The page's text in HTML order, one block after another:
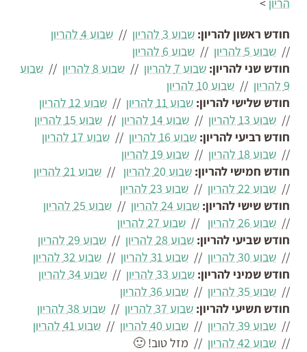
הריון >
חודש ראשון להריון: שבוע 3 להריון // שבוע 4 להריון
// שבוע 5 להריון // שבוע 6 להריון
חודש שני להריון: שבוע 7 להריון // שבוע 8 להריון // שבוע
9 להריון
// שבוע 10 להריון
חודש שלישי להריון: שבוע 11 להריון // שבוע 12 להריון
// שבוע 13 להריון // שבוע 14 להריון // שבוע 15 להריון
חודש רביעי להריון: שבוע 16 להריון // שבוע 17 להריון
// שבוע 18 להריון // שבוע 19 להריון
חודש חמישי להריון: שבוע 20 להריון // שבוע 21 להריון
// שבוע 22 להריון // שבוע 23 להריון
חודש שישי להריון: שבוע 24 להריון // שבוע 25 להריון
// שבוע 26 להריון // שבוע 27 להריון
חודש שביעי להריון: שבוע 28 להריון // שבוע 29 להריון
// שבוע 30 להריון // שבוע 31 להריון // שבוע 32 להריון
חודש שמיני להריון: שבוע 33 להריון // שבוע 34 להריון
// שבוע 35 להריון // שבוע 36 להריון
חודש תשיעי להריון: שבוע 37 להריון // שבוע 38 להריון
// שבוע 39 להריון // שבוע 40 להריון // שבוע 41 להריון
// שבוע 42 להריון // מזל טוב! 🙂